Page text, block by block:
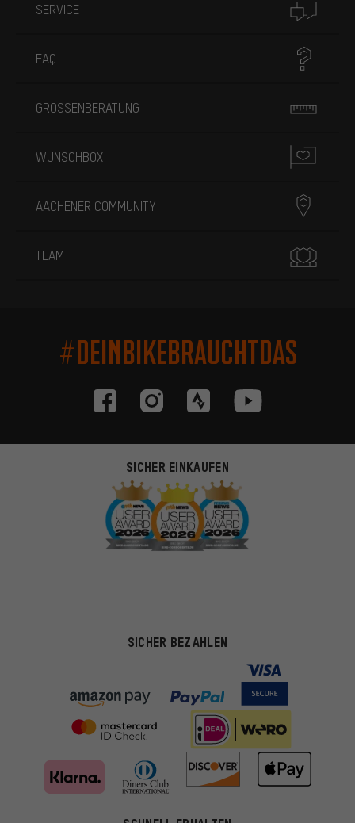
SERVICE
FAQ
GRÖSSENBERATUNG
WUNSCHBOX
AACHENER COMMUNITY
TEAM
#DEINBIKEBRAUCHTDAS
SICHER EINKAUFEN
SICHER BEZAHLEN